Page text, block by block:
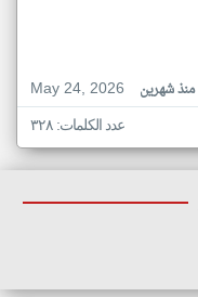
May 24, 2026
منذ شهرين
عدد الكلمات: ٣٢٨